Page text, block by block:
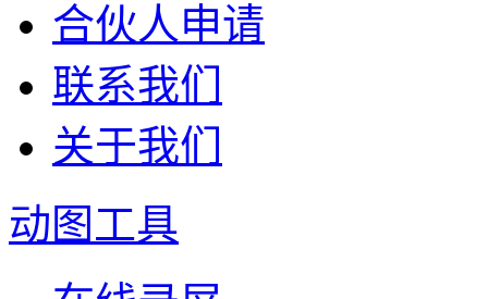
合伙人申请
联系我们
关于我们
动图工具